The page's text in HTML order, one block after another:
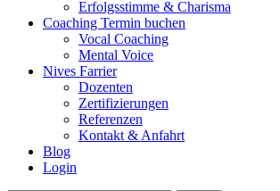
Erfolgsstimme & Charisma
Coaching Termin buchen
Vocal Coaching
Mental Voice
Nives Farrier
Dozenten
Zertifizierungen
Referenzen
Kontakt & Anfahrt
Blog
Login